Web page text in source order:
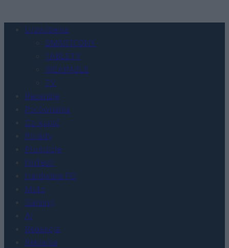
Urządzenia
SMARTFONY
TABLETY
WEARABLE
TV
Recenzje
Porównania
Co kupić
Porady
Promocje
FinTech
Hardware PC
Moto
Gaming
AI
Redakcja
Reklama